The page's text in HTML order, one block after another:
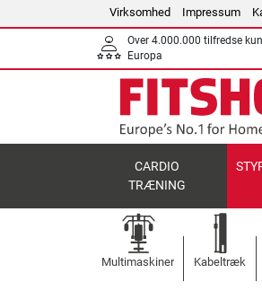
Virksomhed Impressum
Over 4.000.000 tilfredse
Europa
CARDIO
TRÆNING
Multimaskiner Kabeltræk